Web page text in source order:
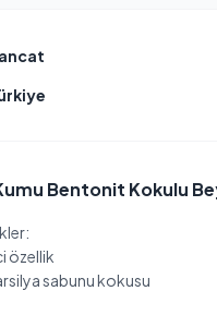
Bentonit Kokulu
özellik
sabunu kokusu